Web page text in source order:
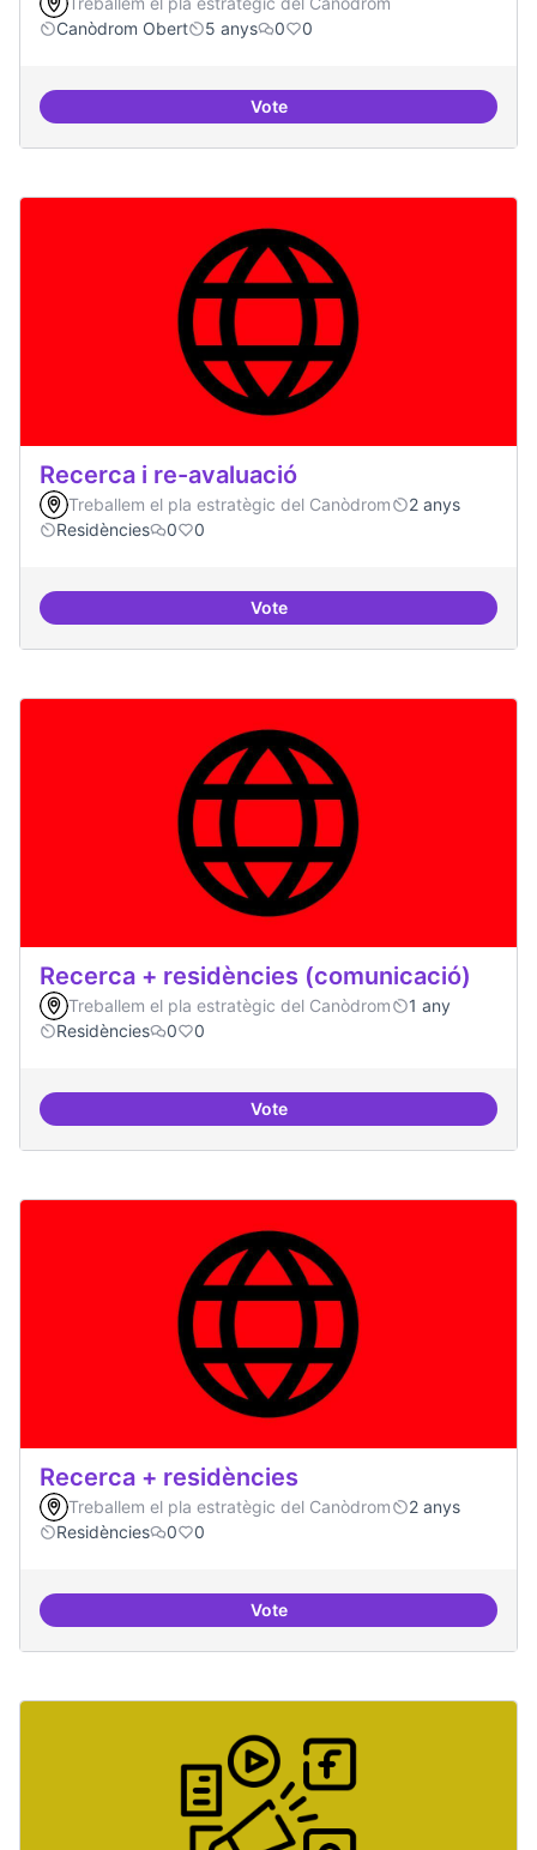
Canòdrom Obert
5 anys 0 0
VoteRefugi en cas d'un tall a internet
Recerca i re-avaluació
Treballem el pla estratègic del Canòdrom
2 anys
Residències
0 0
VoteRecerca i re-avaluació
Recerca + residències (comunicació)
Treballem el pla estratègic del Canòdrom
1 any
Residències
0 0
VoteRecerca + residències
Recerca + residències
Treballem el pla estratègic del Canòdrom
2 anys
Residències
0 0
VoteRecerca + residències